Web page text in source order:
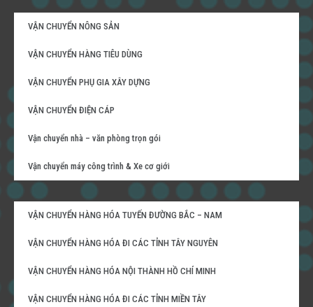
VẬN CHUYỂN NÔNG SẢN
VẬN CHUYỂN HÀNG TIÊU DÙNG
VẬN CHUYỂN PHỤ GIA XÂY DỰNG
VẬN CHUYỂN ĐIỆN CÁP
Vận chuyển nhà – văn phòng trọn gói
Vận chuyển máy công trình & Xe cơ giới
VẬN CHUYỂN HÀNG HÓA TUYẾN ĐƯỜNG BẮC – NAM
VẬN CHUYỂN HÀNG HÓA ĐI CÁC TỈNH TÂY NGUYÊN
VẬN CHUYỂN HÀNG HÓA NỘI THÀNH HỒ CHÍ MINH
VẬN CHUYỂN HÀNG HÓA ĐI CÁC TỈNH MIỀN TÂY